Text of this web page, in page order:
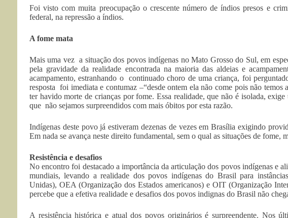
Foi visto com muita preocupação o crescente número de índios presos e
federal, na repressão a índios.
A fome mata
Mais uma vez a situação dos povos indígenas no Mato Grosso do Sul, em
pela gravidade da realidade encontrada na maioria das aldeias e
acampamento, estranhando o continuado choro de uma criança, foi
resposta foi imediata e contumaz –“desde ontem ela não come pois não temos
ter havido morte de crianças por fome. Essa realidade, que não é isolada,
que não sejamos surpreendidos com mais óbitos por esta razão.
Indígenas deste povo já estiveram dezenas de vezes em Brasília exigindo
Em nada se avança neste direito fundamental, sem o qual as situações de fome,
Resistência e desafios
No encontro foi destacado a importância da articulação dos povos indígenas e
mundiais, levando a realidade dos povos indígenas do Brasil para
Unidas), OEA (Organização dos Estados americanos) e OIT (Organização
percebe que a efetiva realidade e desafios dos povos indignas do Brasil não
A resistência histórica e atual dos povos originários é surpreendente. Nos